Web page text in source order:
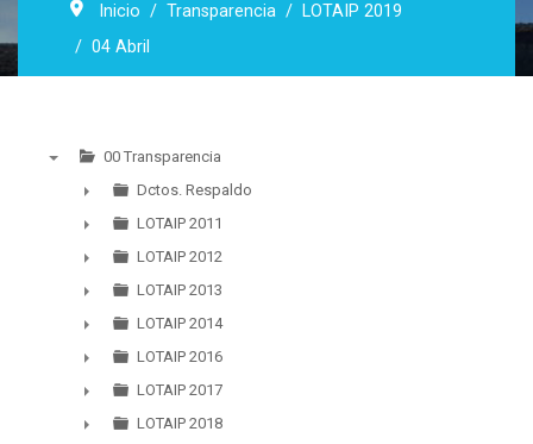
Inicio Transparencia
LOTAIP 2019
04 Abril
00 Transparencia
►
Dctos. Respaldo
►
LOTAIP 2011
►
LOTAIP 2012
►
LOTAIP 2013
►
LOTAIP 2014
►
LOTAIP 2016
►
LOTAIP 2017
LOTAIP 2018